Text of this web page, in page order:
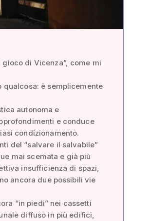
gioco di Vicenza”, come mi
è semplicemente
autonoma e
e conduce
condizionamento.
del “salvare il salvabile”
mai scemata e già più
insufficienza di spazi,
ancora due possibili vie
“in piedi” nei cassetti
diffuso in più edifici,